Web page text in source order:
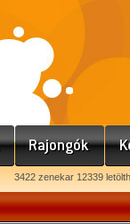
3422 zenekar 12339